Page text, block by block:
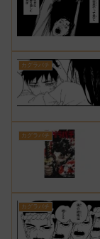
カグラバチ
カグラバチ
カグラバチ